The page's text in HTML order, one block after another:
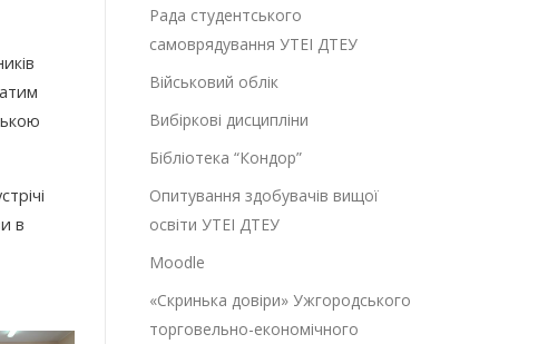
в
Рада студентського
самоврядування УТЕІ ДТЕУ
Військовий облік
Вибіркові дисципліни
Бібліотека “Кондор”
Опитування здобувачів вищої
освіти УТЕІ ДТЕУ
Moodle
«Скринька довіри» Ужгородського
торговельно-економічного